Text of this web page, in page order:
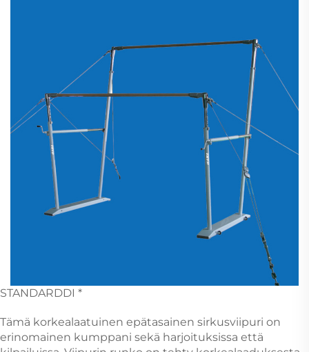
STANDARDDI *
Tämä korkealaatuinen epätasainen sirkusviipuri on
erinomainen kumppani sekä harjoituksissa että